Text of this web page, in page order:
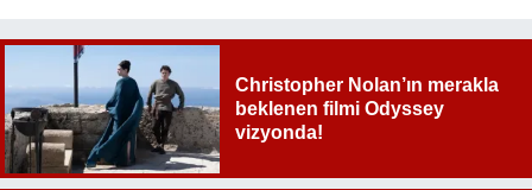
Christopher Nolan’ın merakla
beklenen filmi Odyssey
vizyonda!